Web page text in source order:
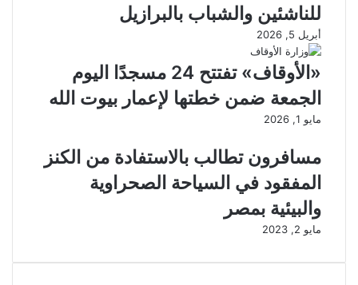
للناشئين والشباب بالبرازيل
أبريل 5, 2026
«الأوقاف» تفتتح 24 مسجدًا اليوم
الجمعة ضمن خطتها لإعمار بيوت الله
مايو 1, 2026
مسافرون تطالب بالاستفادة من الكنز
المفقود في السياحة الصحراوية
والبيئية بمصر
مايو 2, 2023